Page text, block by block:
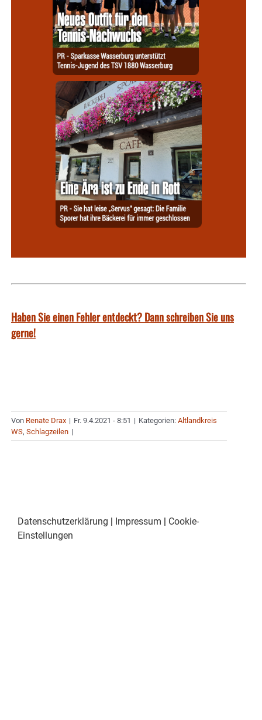
Haben Sie einen Fehler entdeckt? Dann schreiben Sie uns
gerne!
Von Renate Drax | Fr. 9.4.2021 - 8:51 | Kategorien: Altlandkreis
WS, Schlagzeilen |
Datenschutzerklärung Impressum
Cookie-
Einstellungen